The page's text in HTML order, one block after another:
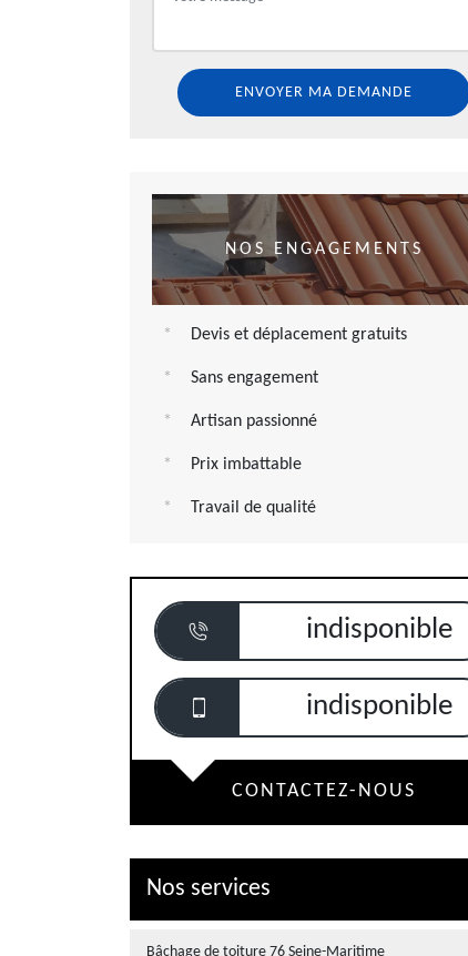
NOS ENGAGEMENTS
Devis et déplacement gratuits
Sans engagement
Artisan passionné
Prix imbattable
Travail de qualité
indisponible
indisponible
CONTACTEZ-NOUS
Nos services
Bâchage de toiture 76 Seine-Maritime